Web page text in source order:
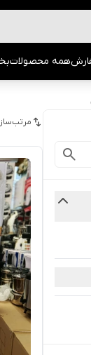
همه محصولات